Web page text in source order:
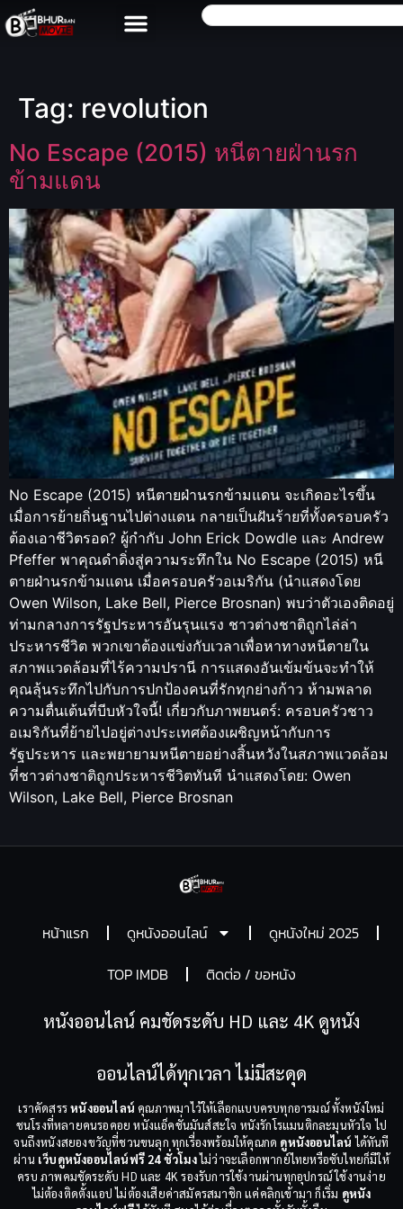
Tag: revolution
No Escape (2015) หนีตายฝ่านรก
ข้ามแดน
No Escape (2015) หนีตายฝ่านรกข้ามแดน จะเกิดอะไรขึ้น
เมื่อการย้ายถิ่นฐานไปต่างแดน กลายเป็นฝันร้ายที่ทั้งครอบครัว
ต้องเอาชีวิตรอด? ผู้กำกับ John Erick Dowdle และ Andrew
Pfeffer พาคุณดำดิ่งสู่ความระทึกใน No Escape (2015) หนี
ตายฝ่านรกข้ามแดน เมื่อครอบครัวอเมริกัน (นำแสดงโดย
Owen Wilson, Lake Bell, Pierce Brosnan) พบว่าตัวเองติดอยู่
ท่ามกลางการรัฐประหารอันรุนแรง ชาวต่างชาติถูกไล่ล่า
ประหารชีวิต พวกเขาต้องแข่งกับเวลาเพื่อหาทางหนีตายใน
สภาพแวดล้อมที่ไร้ความปรานี การแสดงอันเข้มข้นจะทำให้
คุณลุ้นระทึกไปกับการปกป้องคนที่รักทุกย่างก้าว ห้ามพลาด
ความตื่นเต้นที่บีบหัวใจนี้! เกี่ยวกับภาพยนตร์: ครอบครัวชาว
อเมริกันที่ย้ายไปอยู่ต่างประเทศต้องเผชิญหน้ากับการ
รัฐประหาร และพยายามหนีตายอย่างสิ้นหวังในสภาพแวดล้อม
ที่ชาวต่างชาติถูกประหารชีวิตทันที นำแสดงโดย: Owen
Wilson, Lake Bell, Pierce Brosnan
หน้าแรก ดูหนังออนไลน์
ดูหนังใหม่ 2025
TOP IMDB
ติดต่อ / ขอหนัง
หนังออนไลน์ คมชัดระดับ HD และ 4K ดูหนัง
ออนไลน์ได้ทุกเวลา ไม่มีสะดุด
เราคัดสรรหนังออนไลน์ คุณภาพมาไว้ให้เลือกแบบครบทุกอารมณ์ ทั้งหนังใหม่
ชนโรงที่หลายคนรอคอย หนังแอ็คชั่นมันส์สะใจ หนังรักโรแมนติกละมุนหัวใจ ไป
จนถึงหนังสยองขวัญที่ชวนขนลุก ทุกเรื่องพร้อมให้คุณกด ดูหนังออนไลน์ ได้ทันที
ผ่าน เว็บดูหนังออนไลน์ฟรี 24 ชั่วโมงไม่ว่าจะเลือกพากย์ไทยหรือซับไทยก็มีให้
ครบ ภาพคมชัดระดับ HD และ 4K รองรับการใช้งานผ่านทุกอุปกรณ์ ใช้งานง่าย
ไม่ต้องติดตั้งแอป ไม่ต้องเสียค่าสมัครสมาชิก แค่คลิกเข้ามา ก็เริ่ม ดูหนัง